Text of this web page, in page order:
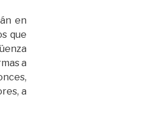
en
que
a
a